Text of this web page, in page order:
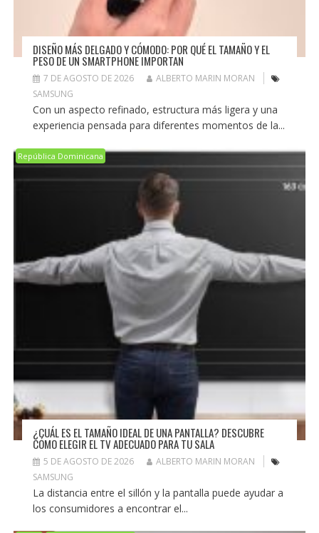
DISEÑO MÁS DELGADO Y CÓMODO: POR QUÉ EL TAMAÑO Y EL
PESO DE UN SMARTPHONE IMPORTAN
7 DE AGOSTO DE 2026
ALBERTO MARIN MORAN
SAMSUNG
Con un aspecto refinado, estructura más ligera y una
experiencia pensada para diferentes momentos de la...
República Dominicana
¿CUÁL ES EL TAMAÑO IDEAL DE UNA PANTALLA? DESCUBRE
CÓMO ELEGIR EL TV ADECUADO PARA TU SALA
5 DE AGOSTO DE 2026
ALBERTO MARIN MORAN
SAMSUNG
La distancia entre el sillón y la pantalla puede ayudar a
los consumidores a encontrar el...